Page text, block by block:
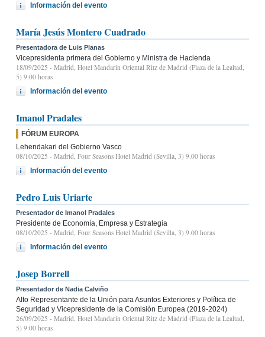
Información del evento
María Jesús Montero Cuadrado
Presentadora de Luis Planas
Vicepresidenta primera del Gobierno y Ministra de Hacienda
18/09/2025 - Madrid, Hotel Mandarin Oriental Ritz de Madrid (Plaza de la Lealtad,
5) 9:00 horas
Información del evento
Imanol Pradales
FÓRUM EUROPA
Lehendakari del Gobierno Vasco
08/10/2025 - Madrid, Four Seasons Hotel Madrid (Sevilla, 3) 9.00 horas
Información del evento
Pedro Luis Uriarte
Presentador de Imanol Pradales
Presidente de Economía, Empresa y Estrategia
08/10/2025 - Madrid, Four Seasons Hotel Madrid (Sevilla, 3) 9.00 horas
Información del evento
Josep Borrell
Presentador de Nadia Calviño
Alto Representante de la Unión para Asuntos Exteriores y Política de
Seguridad y Vicepresidente de la Comisión Europea (2019-2024)
26/09/2025 - Madrid, Hotel Mandarin Oriental Ritz de Madrid (Plaza de la Lealtad,
5) 9:00 horas